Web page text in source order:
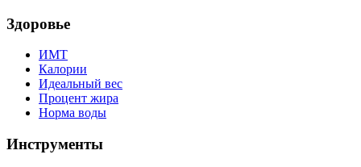
Здоровье
ИМТ
Калории
Идеальный вес
Процент жира
Норма воды
Инструменты